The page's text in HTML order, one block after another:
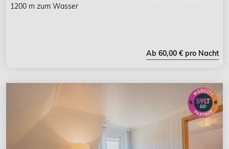
1200 m zum Wasser
Ab 60,00 € pro Nacht